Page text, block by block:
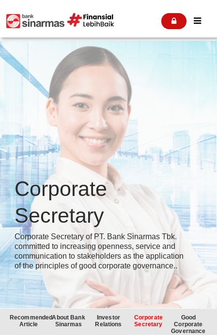
 
Corporate
Secretary
Corporate Secretary of PT. Bank Sinarmas Tbk.
committed to increasing openness, service and
communication to stakeholders as the application
of the principles of good corporate governance..
Recommended
Article
About Bank
Sinarmas
Investor
Relations
Corporate
Secretary
Good
Corporate
Governance